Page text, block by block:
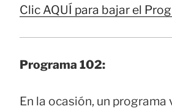
Clic AQUÍ para bajar el
Programa 102:
En la ocasión, un programa